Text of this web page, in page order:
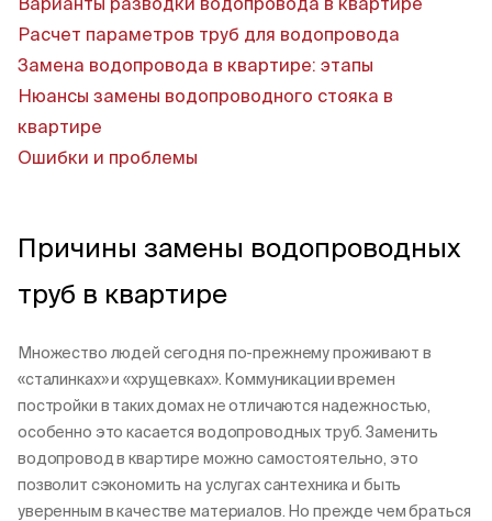
Расчет параметров труб для водопровода
Замена водопровода в квартире: этапы
Нюансы замены водопроводного стояка в
квартире
Ошибки и проблемы
Причины замены водопроводных
труб в квартире
Множество людей сегодня по-прежнему проживают в
«сталинках» и «хрущевках». Коммуникации времен
постройки в таких домах не отличаются надежностью,
особенно это касается водопроводных труб. Заменить
водопровод в квартире можно самостоятельно, это
позволит сэкономить на услугах сантехника и быть
уверенным в качестве материалов. Но прежде чем браться